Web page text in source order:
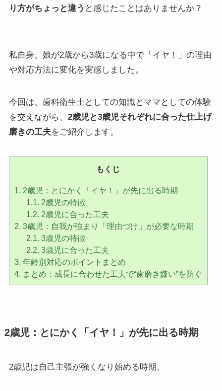
り方がちょっと違う と感じたことはありませんか？
私自身、娘が2歳から3歳になる中で「イヤ！」の理由
や対応方法に変化を実感しました。
今回は、歯科衛生士としての知識とママとしての体験
を交えながら、 2歳児と3歳児それぞれに合った仕上げ
磨きの工夫をご紹介します。
もくじ
1. 2歳児：とにかく「イヤ！」が先に出る時期
1.1. 2歳児の特徴
1.2. 2歳児に合った工夫
2. 3歳児：自我が強まり「理由づけ」が必要な時期
2.1. 3歳児の特徴
2.2. 3歳児に合った工夫
3. 年齢別対応のポイントまとめ
4. まとめ：成長に合わせた工夫で“歯磨き嫌い”を防ぐ
2歳児：とにかく「イヤ！」が先に出る時期
2歳児は自己主張が強くなり始める時期。